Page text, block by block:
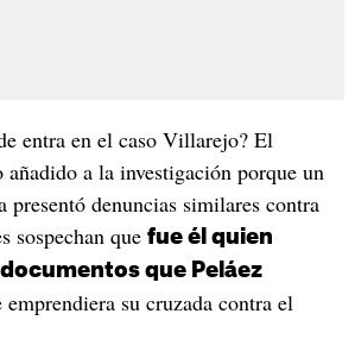
entra en el caso Villarejo? El
añadido a la investigación porque un
presentó denuncias similares contra
sospechan que fue él quien
que Peláez
emprendiera su cruzada contra el